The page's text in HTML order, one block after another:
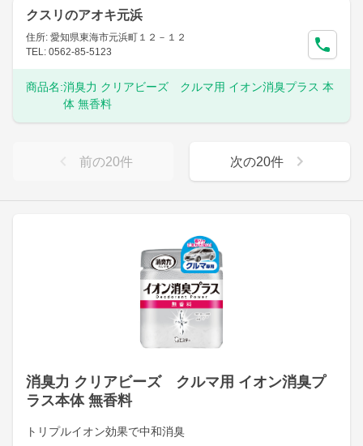
消臭力 クリアビーズ クルマ用 イオン消臭プ
ラス本体 無香料
トリプルイオン効果で中和消臭
クスリのアオキ元浜
住所: 愛知県東海市元浜町１２－１２
TEL: 0562-85-5123
商品名:消臭力 クリアビーズ クルマ用 イオン消臭プラス 本
体 無香料
前の20件 次の20件